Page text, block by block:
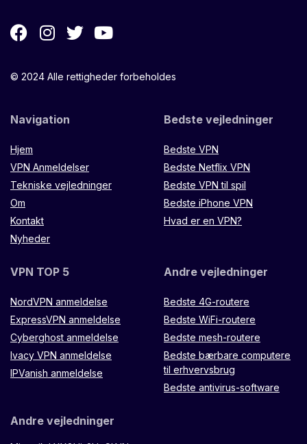
© 2024 Alle rettigheder forbeholdes
Navigation
Hjem
VPN Anmeldelser
Tekniske vejledninger
Om
Kontakt
Nyheder
Bedste vejledninger
Bedste VPN
Bedste Netflix VPN
Bedste VPN til spil
Bedste iPhone VPN
Hvad er en VPN?
VPN TOP 5
NordVPN anmeldelse
ExpressVPN anmeldelse
Cyberghost anmeldelse
Ivacy VPN anmeldelse
IPVanish anmeldelse
Andre vejledninger
Bedste 4G-routere
Bedste WiFi-routere
Bedste mesh-routere
Bedste bærbare computere
til erhvervsbrug
Bedste antivirus-software
Andre vejledninger